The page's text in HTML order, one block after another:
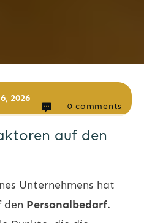
2026
0 comments
auf den
Unternehmens hat
den Personalbedarf.